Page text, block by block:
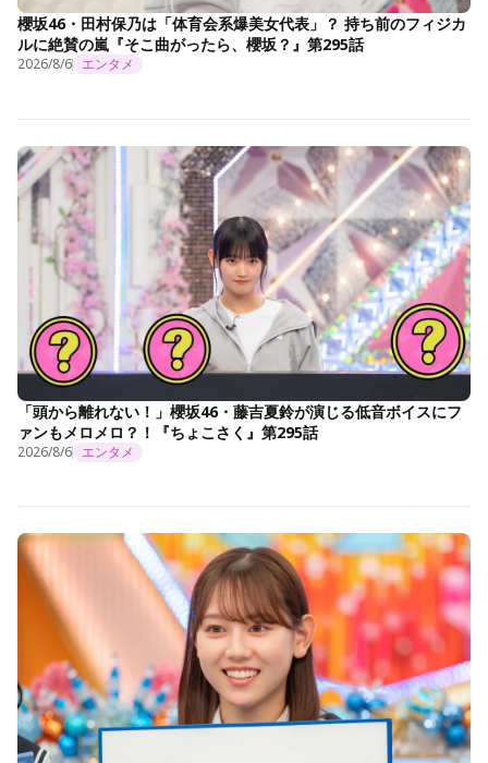
櫻坂46・田村保乃は「体育会系爆美女代表」？ 持ち前のフィジカ
ルに絶賛の嵐『そこ曲がったら、櫻坂？』第295話
2026/8/6 エンタメ
「頭から離れない！」櫻坂46・藤吉夏鈴が演じる低音ボイスにフ
ァンもメロメロ？！『ちょこさく』第295話
2026/8/6 エンタメ